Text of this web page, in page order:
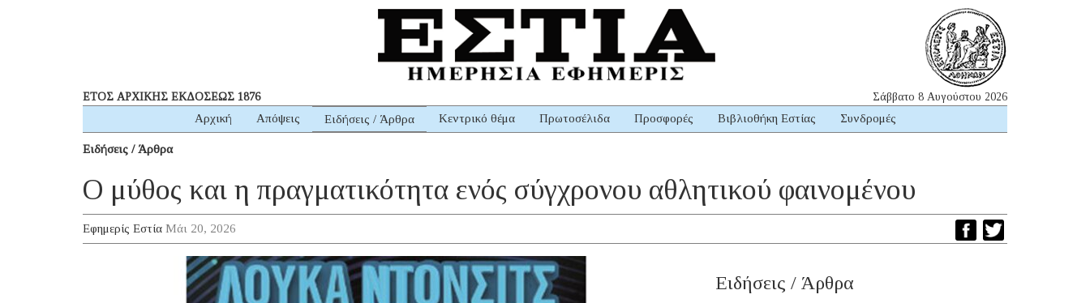
ΕΤΟΣ ΑΡΧΙΚΗΣ ΕΚΔΟΣΕΩΣ 1876 Σάββατο 8 Αυγούστου 2026
Αρχική Απόψεις Ειδήσεις / Άρθρα Κεντρικό θέμα Πρωτοσέλιδα Προσφορές Βιβλιοθήκη Εστίας Συνδρομές
Ειδήσεις / Άρθρα
Ο μύθος και η πραγματικότητα ενός σύγχρονου αθλητικού φαινομένου
Εφημερίς Εστία Μάι 20, 2026
Ειδήσεις / Άρθρα